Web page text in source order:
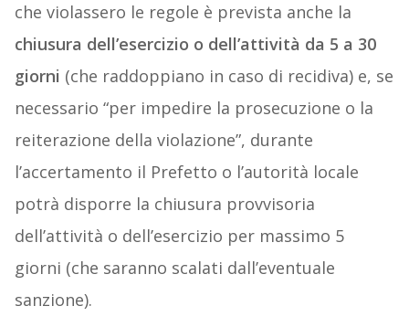
che violassero le regole è prevista anche la
chiusura dell’esercizio o dell’attività da 5 a 30
giorni (che raddoppiano in caso di recidiva) e, se
necessario “per impedire la prosecuzione o la
reiterazione della violazione”, durante
l’accertamento il Prefetto o l’autorità locale
potrà disporre la chiusura provvisoria
dell’attività o dell’esercizio per massimo 5
giorni (che saranno scalati dall’eventuale
sanzione).